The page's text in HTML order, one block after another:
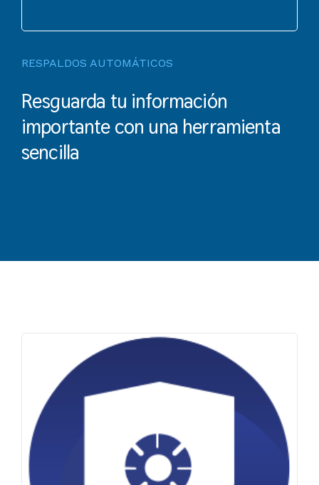
RESPALDOS AUTOMÁTICOS
Resguarda tu información
importante con una herramienta
sencilla